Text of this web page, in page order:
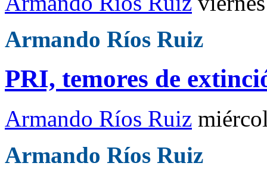
Armando Ríos Ruiz
PRI, temores de
Armando Ríos Ruiz
Armando Ríos Ruiz